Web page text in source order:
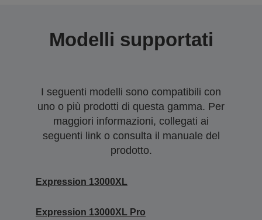
Modelli supportati
I seguenti modelli sono compatibili con
uno o più prodotti di questa gamma. Per
maggiori informazioni, collegati ai
seguenti link o consulta il manuale del
prodotto.
Expression 13000XL
Expression 13000XL Pro